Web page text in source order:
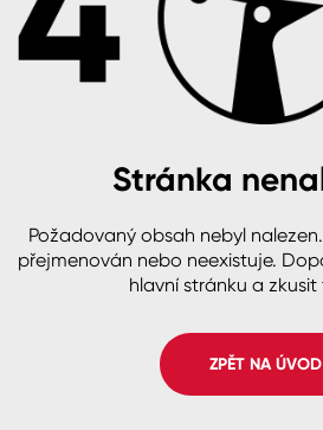
Aktuality
Reference
O společnosti
B2B +420 800
Česko
Slovensko
Dřevo
Beton, asfalt,
Plast, sklo, keramika
Stěny
Fasády
Spreje
Colorlak Profi
Colorlak Pta
Stránka
Požadovaný obsah nebyl
přejmenován nebo neexistuje.
hlavní stránku a
ZPĚT NA ÚVOD